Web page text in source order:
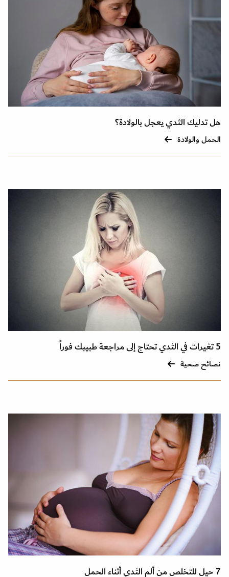
هل تدليك الثدي يعجل بالولادة؟
الحمل والولادة
5 تغيرات في الثدي تحتاج إلى مراجعة طبيبك فوراً
نصائح صحية
7 حيل للتخلص من ألم الثدي أثناء الحمل